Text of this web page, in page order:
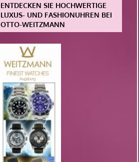
ENTDECKEN SIE HOCHWERTIGE
LUXUS- UND FASHIONUHREN BEI
OTTO-WEITZMANN